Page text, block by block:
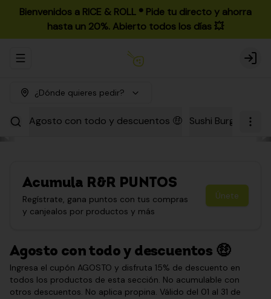
Bienvenidos a RICE & ROLL ®️ Pide tu directo y ahorra
hasta un 20%. Abierto todos los días 💥
Abrir menu de navegación Login
¿Dónde quieres pedir?
Agosto con todo y descuentos 🤑 Sushi Burgers
Acumula R&R PUNTOS
Regístrate, gana puntos con tus compras
y canjealos por productos y más
Únete
Agosto con todo y descuentos 🤑
Ingresa el cupón AGOSTO y disfruta 15% de descuento en
todos los productos de esta sección. No acumulable con
otros descuentos. No aplica propina. Válido del 01 al 31 de